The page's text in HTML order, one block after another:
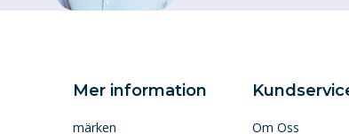
Mer information
märken
Om Oss